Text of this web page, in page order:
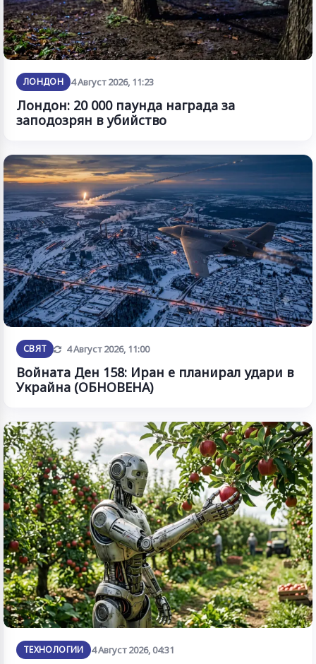
ЛОНДОН 4 Август 2026, 11:23
Лондон: 20 000 паунда награда за
заподозрян в убийство
СВЯТ Обновена
4 Август 2026, 11:00
Войната Ден 158: Иран е планирал удари в
Украйна (ОБНОВЕНА)
ТЕХНОЛОГИИ 4 Август 2026, 04:31